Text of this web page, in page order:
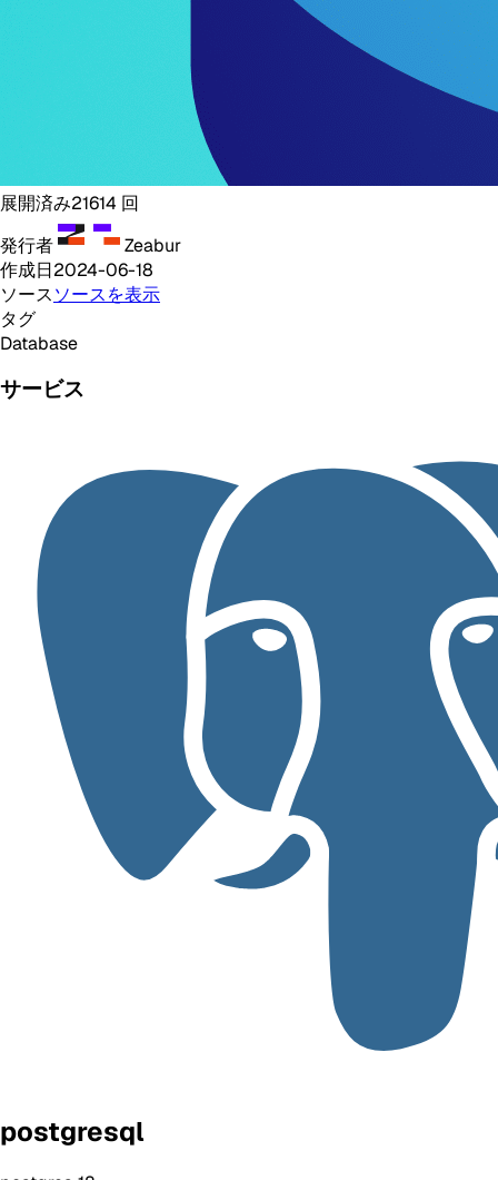
展開済み21614 回
発行者
Zeabur
作成日2024-06-18
ソースソースを表示
タグ
Database
サービス
postgresql